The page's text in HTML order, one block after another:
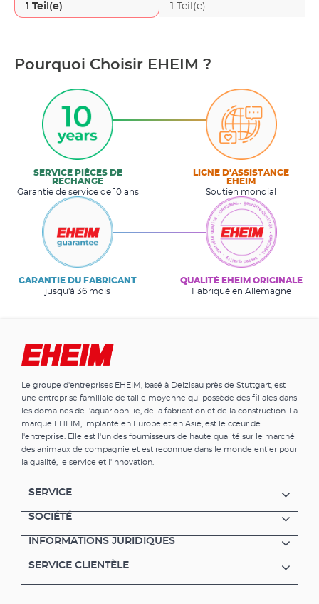
1 Teil(e) 1 Teil(e)
Pourquoi Choisir EHEIM ?
SERVICE PIÈCES DE
RECHANGE
Garantie de service de 10 ans
LIGNE D'ASSISTANCE
EHEIM
Soutien mondial
GARANTIE DU FABRICANT
jusqu'à 36 mois
QUALITÉ EHEIM ORIGINALE
Fabriqué en Allemagne
Le groupe d'entreprises EHEIM, basé à Deizisau près de Stuttgart, est
une entreprise familiale de taille moyenne qui possède des filiales dans
les domaines de l'aquariophilie, de la fabrication et de la construction. La
marque EHEIM, implanté en Europe et en Asie, est le cœur de
l'entreprise. Elle est l'un des fournisseurs de haute qualité sur le marché
des animaux de compagnie et est reconnue dans le monde entier pour
la qualité, le service et l'innovation.
SERVICE
SOCIÉTÉ
INFORMATIONS JURIDIQUES
SERVICE CLIENTÈLE